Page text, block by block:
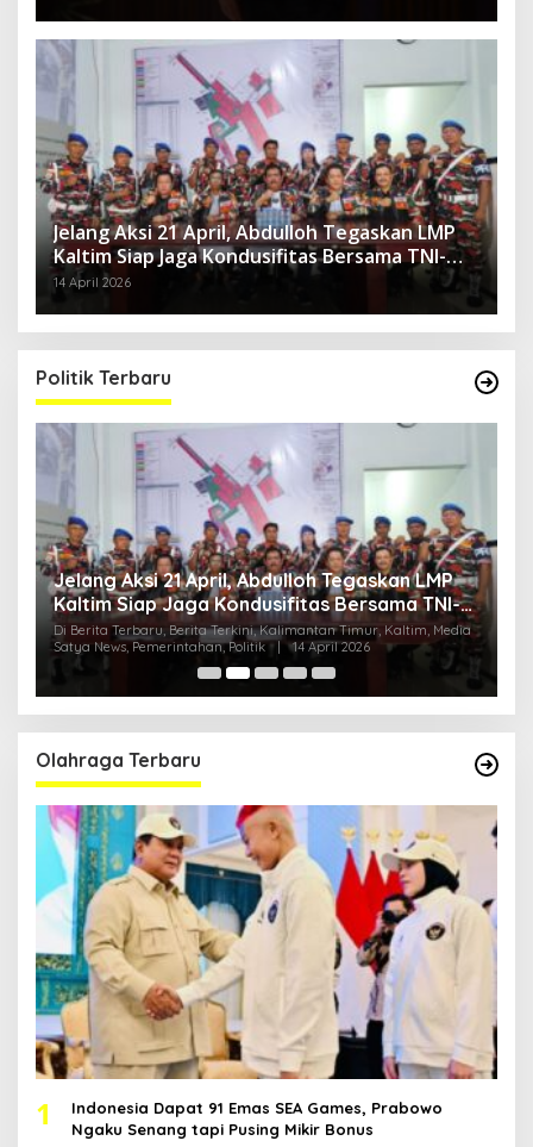
Jelang Aksi 21 April, Abdulloh Tegaskan LMP
Kaltim Siap Jaga Kondusifitas Bersama TNI-
Polri
14 April 2026
Politik Terbaru
Jelang Aksi 21 April, Abdulloh Tegaskan LMP
Kaltim Siap Jaga Kondusifitas Bersama TNI-
Polri
Di Berita Terbaru, Berita Terkini, Kalimantan Timur, Kaltim, Media
Satya News, Pemerintahan, Politik
| 14 April 2026
Olahraga Terbaru
1
Indonesia Dapat 91 Emas SEA Games, Prabowo
Ngaku Senang tapi Pusing Mikir Bonus